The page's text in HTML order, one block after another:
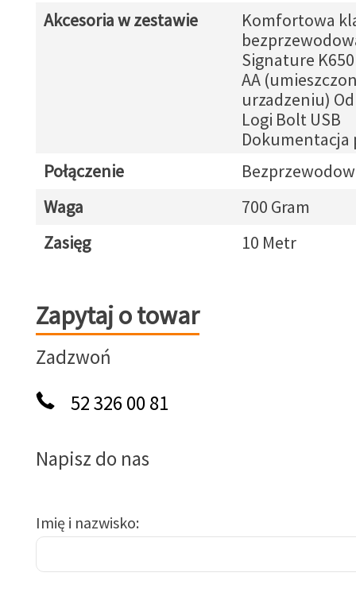
Akcesoria w zestawie
Komfortowa
Signature
AA
urzadzeniu)
Logi Bolt USB
Połączenie
Waga
700 Gram
Zasięg
10 Metr
Zapytaj o towar
Zapytaj o towar
Zadzwoń
52 326 00 81
Napisz do nas
Imię i nazwisko